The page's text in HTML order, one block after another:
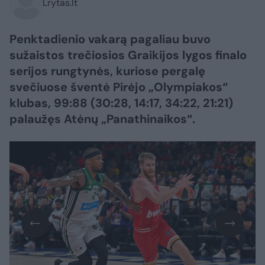
Lrytas.lt
Penktadienio vakarą pagaliau buvo
sužaistos trečiosios Graikijos lygos finalo
serijos rungtynės, kuriose pergalę
svečiuose šventė Pirėjo „Olympiakos“
klubas, 99:88 (30:28, 14:17, 34:22, 21:21)
palaužęs Atėnų „Panathinaikos“.